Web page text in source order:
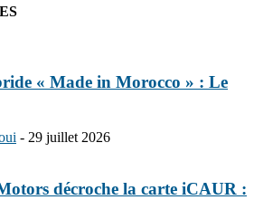
« Made in Morocco » : Le
- 29 juillet 2026
décroche la carte iCAUR :